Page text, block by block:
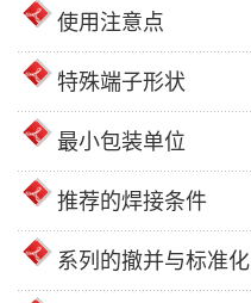
使用注意点
特殊端子形状
最小包装单位
推荐的焊接条件
系列的撤并与标准化